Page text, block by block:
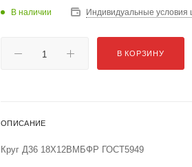
В наличии Индивидуальные
В КОРЗИНУ
ОПИСАНИЕ
Круг Д36 18Х12ВМБФР ГОСТ5949